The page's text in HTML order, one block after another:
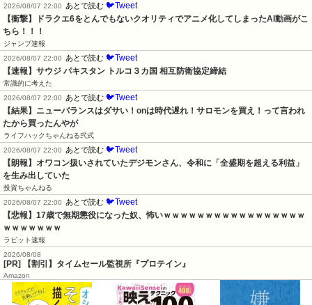
2026/08/07 22:00
あとで読む 🐦Tweet
【衝撃】ドラクエ6をとんでもないクオリティでアニメ化してしまったAI動画がこ
ちら！！！
ジャンプ速報
2026/08/07 22:00
あとで読む 🐦Tweet
【速報】サウジ パキスタン トルコ３カ国 相互防衛協定締結
常識的に考えた
2026/08/07 22:00
あとで読む 🐦Tweet
【結果】ニューバランスはダサい！onは時代遅れ！サロモンを買え！って言われ
たから買ったんやが
ライフハックちゃんねる弐式
2026/08/07 22:00
あとで読む 🐦Tweet
【朗報】オワコン扱いされていたデジモンさん、令和に「全盛期を超える利益」
を生み出していた
投資ちゃんねる
2026/08/07 22:00
あとで読む 🐦Tweet
【悲報】17歳で無期懲役になった奴、怖いｗｗｗｗｗｗｗｗｗｗｗｗｗｗｗｗｗ
ｗｗｗｗｗｗｗ
ラビット速報
2026/08/08
[PR] 【割引】タイムセール監視所『プロテイン』
Amazon